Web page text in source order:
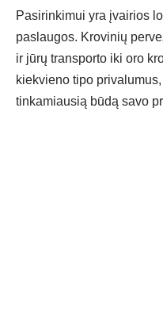
Pasirinkimui yra įvairios
paslaugos. Krovinių
ir jūrų transporto iki oro
kiekvieno tipo
tinkamiausią būdą savo